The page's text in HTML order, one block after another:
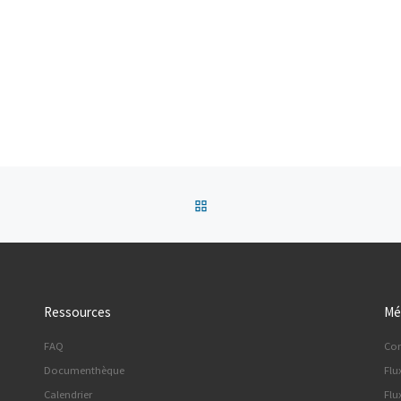
Ressources
FAQ
Documenthèque
Calendrier